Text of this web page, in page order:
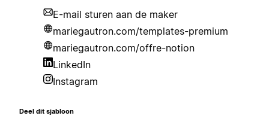
E-mail sturen aan de maker
mariegautron.com/templates-premium
mariegautron.com/offre-notion
LinkedIn
Instagram
Deel dit sjabloon